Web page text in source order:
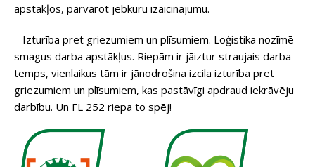
apstākļos, pārvarot jebkuru izaicinājumu.
– Izturība pret griezumiem un plīsumiem. Loģistika nozīmē
smagus darba apstākļus. Riepām ir jāiztur straujais darba
temps, vienlaikus tām ir jānodrošina izcila izturība pret
griezumiem un plīsumiem, kas pastāvīgi apdraud iekrāvēju
darbību. Un FL 252 riepa to spēj!